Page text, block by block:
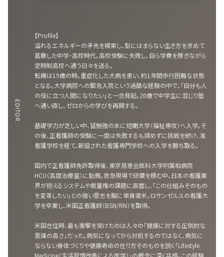
EDITOR
【Profile】
溢れるエネルギーの矛先を模索し、型にはまらない生き方を求めて
葛藤した中学・高校時代。高校受験に失敗し、自ら学費を稼ぎながら
定時制高校へ通う日々を送る。
転機は19歳の時。重症化した大病を患い、約1年間歩行困難な状態
となる。大学病院への緊急入院という過酷な経験の中で、「自分も人
の役に立つ人間になりたい」と一念発起。20歳で中学生に混じり塾
へ通い直し、ゼロからの学びを再開する。
基礎学力が乏しい中、猛勉強の末に短期大学（福祉専攻）へ入学。そ
の後、正看護師の受験に一度は失敗するも諦めずに挑戦を続け、准
看護学校を経て、新設された看護専門学校への入学を勝ち取る。
国内で正看護師免許取得後、東京慈恵会医科大学附属柏病院
HCU（高度治療室）に勤務。救急現場で研鑽を積む中、日本の看護業
界が抱えるシステムや裁量権の課題に直面し、「この仕組みそのもの
を変革したい」との強い意志を胸に単身渡米。ロサンゼルスの看護大
学を卒業し、米国正看護師（BSN/RN）を取得。
米国在住時、最も衝撃を受けたのは人々の「健康に対する圧倒的な
意識の高さ」だった。病気になってから対処するのではなく、病気に
ならない身体づくりや健康寿命の在り方そのものを説く「Lifestyle
Medicine（生活習慣改善による医学）」の概念に深く共感。この経験